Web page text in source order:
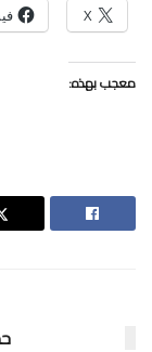
X
معجب بهذه: